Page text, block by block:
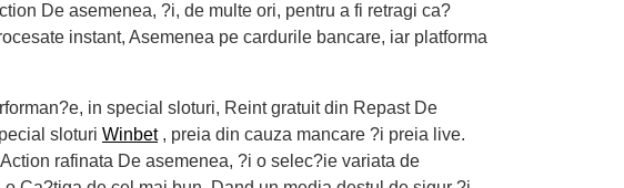
De asemenea, ?i, de multe ori, pentru a fi retragi ca?
instant, Asemenea pe cardurile bancare, iar platforma
in special sloturi, Reint gratuit din Repast De
sloturi Winbet, preia din cauza mancare ?i preia live.
rafinata De asemenea, ?i o selec?ie variata de